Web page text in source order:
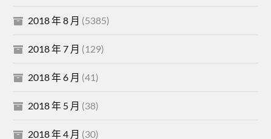
2018 年 8 月 (5385)
2018 年 7 月 (129)
2018 年 6 月 (41)
2018 年 5 月 (38)
2018 年 4 月 (30)